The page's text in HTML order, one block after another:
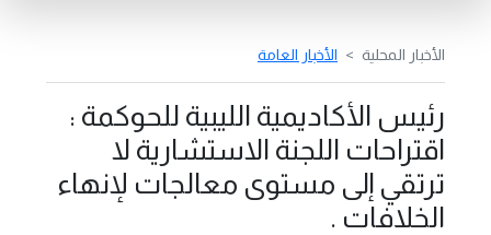
الأخبار المحلية الأخبار العامة
رئيس الأكاديمية الليبية للحوكمة :
اقتراحات اللجنة الاستشارية لا
ترتقي إلى مستوى معالجات لإنهاء
الخلافات .